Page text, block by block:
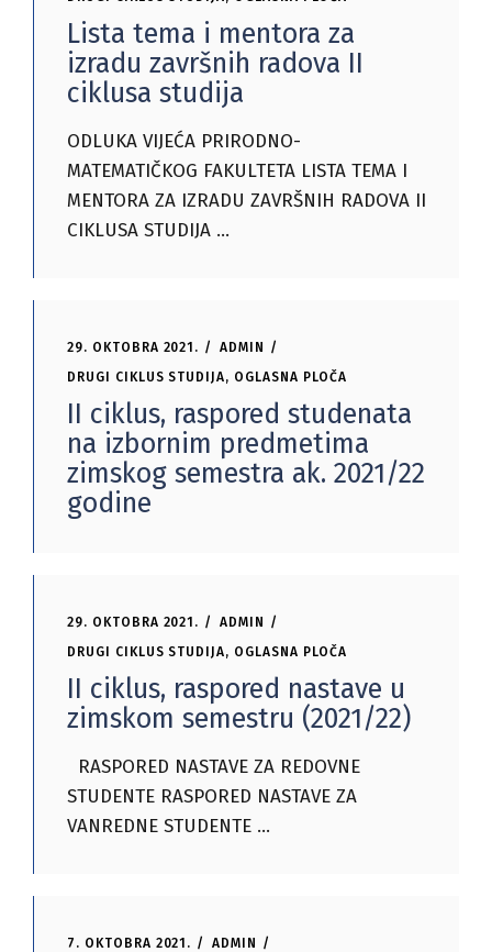
Lista tema i mentora za
izradu završnih radova II
ciklusa studija
ODLUKA VIJEĆA PRIRODNO-
MATEMATIČKOG FAKULTETA LISTA TEMA I
MENTORA ZA IZRADU ZAVRŠNIH RADOVA II
CIKLUSA STUDIJA
29. OKTOBRA 2021.
ADMIN
DRUGI CIKLUS STUDIJA, OGLASNA PLOČA
II ciklus, raspored studenata
na izbornim predmetima
zimskog semestra ak. 2021/22
godine
29. OKTOBRA 2021.
ADMIN
DRUGI CIKLUS STUDIJA, OGLASNA PLOČA
II ciklus, raspored nastave u
zimskom semestru (2021/22)
RASPORED NASTAVE ZA REDOVNE
STUDENTE RASPORED NASTAVE ZA
VANREDNE STUDENTE
7. OKTOBRA 2021.
ADMIN